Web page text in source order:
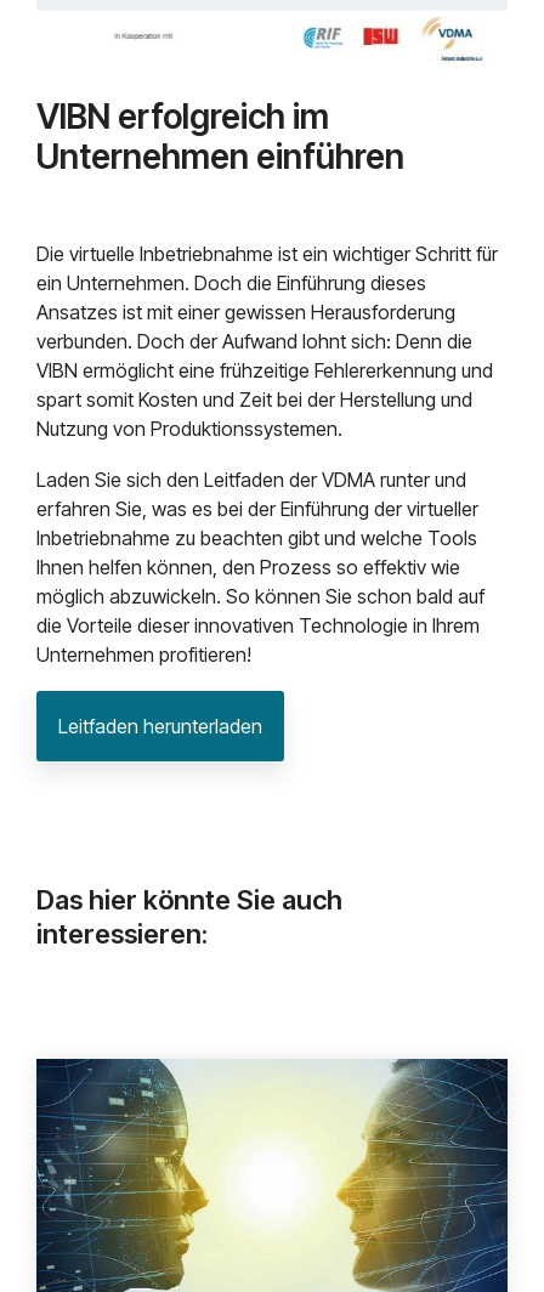
VIBN erfolgreich im
Unternehmen einführen
Die virtuelle Inbetriebnahme ist ein wichtiger Schritt für
ein Unternehmen. Doch die Einführung dieses
Ansatzes ist mit einer gewissen Herausforderung
verbunden. Doch der Aufwand lohnt sich: Denn die
VIBN ermöglicht eine frühzeitige Fehlererkennung und
spart somit Kosten und Zeit bei der Herstellung und
Nutzung von Produktionssystemen.
Laden Sie sich den Leitfaden der VDMA runter und
erfahren Sie, was es bei der Einführung der virtueller
Inbetriebnahme zu beachten gibt und welche Tools
Ihnen helfen können, den Prozess so effektiv wie
möglich abzuwickeln. So können Sie schon bald auf
die Vorteile dieser innovativen Technologie in Ihrem
Unternehmen profitieren!
Leitfaden herunterladen
Das hier könnte Sie auch
interessieren: